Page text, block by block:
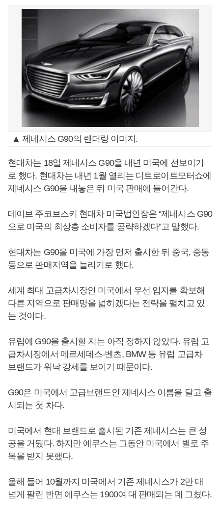
▲ 제네시스 G90의 렌더링 이미지.
현대차는 18일 제네시스 G90을 내년 미국에 선보이기
로 했다. 현대차는 내년 1월 열리는 디트로이트모터쇼에
제네시스 G90을 내놓은 뒤 미국 판매에 들어간다.
데이브 주코브스키 현대차 미국법인장은 “제네시스 G90
으로 미국의 최상층 소비자를 공략하겠다”고 말했다.
현대차는 G90을 미국에 가장 먼저 출시한 뒤 중국, 중동
등으로 판매지역을 늘리기로 했다.
세계 최대 고급차시장인 미국에서 우선 입지를 확보해
다른 지역으로 판매망을 넓히겠다는 전략을 펼치고 있
는 것이다.
유럽에 G90을 출시할 지는 아직 정하지 않았다. 유럽 고
급차시장에서 메르세데스-벤츠, BMW 등 유럽 고급차
브랜드가 워낙 강세를 보이기 때문이다.
G90은 미국에서 고급브랜드인 제네시스 이름을 달고 출
시되는 첫 차다.
미국에서 현대 브랜드로 출시된 기존 제네시스는 큰 성
공을 거뒀다. 하지만 에쿠스는 그동안 미국에서 별로 주
목을 받지 못했다.
올해 들어 10월까지 미국에서 기존 제네시스가 2만 대
넘게 팔린 반면 에쿠스는 1900여 대 판매되는 데 그쳤다.